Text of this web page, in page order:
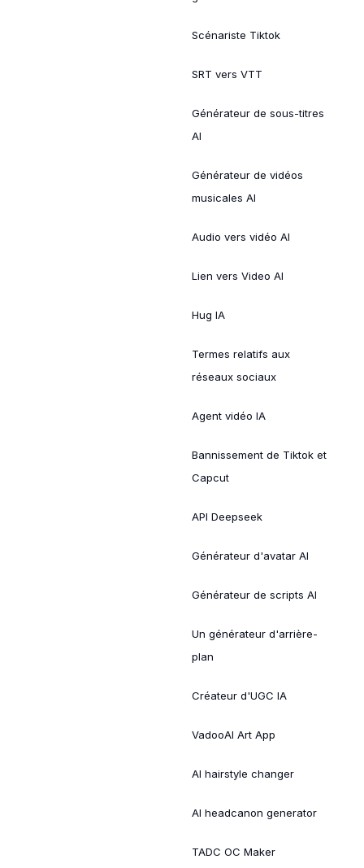
Scénariste Tiktok
SRT vers VTT
Générateur de sous-titres
AI
Générateur de vidéos
musicales AI
Audio vers vidéo AI
Lien vers Video AI
Hug IA
Termes relatifs aux
réseaux sociaux
Agent vidéo IA
Bannissement de Tiktok et
Capcut
API Deepseek
Générateur d'avatar AI
Générateur de scripts AI
Un générateur d'arrière-
plan
Créateur d'UGC IA
VadooAI Art App
AI hairstyle changer
AI headcanon generator
TADC OC Maker